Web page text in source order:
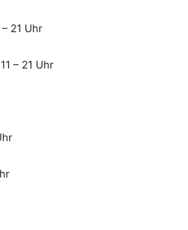
21 Uhr
– 21 Uhr